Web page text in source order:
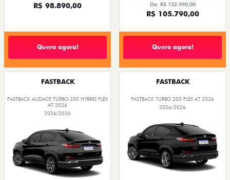
R$ 98.890,00
Quero agora!
De: R$ 132.990,00
R$ 105.790,00
Quero agora!
FASTBACK
FASTBACK AUDACE TURBO 200 HYBRID FLEX
AT 2026
2026/2026
FASTBACK
FASTBACK TURBO 200 FLEX AT 2026
2026/2026